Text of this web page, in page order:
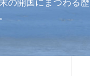
の開国にまつわる